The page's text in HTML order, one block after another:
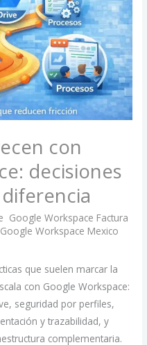
con
decisiones
Google Workspace Factura
Google Workspace Mexico
que suelen marcar la
con Google Workspace:
seguridad por perfiles,
y trazabilidad, y
complementaria.